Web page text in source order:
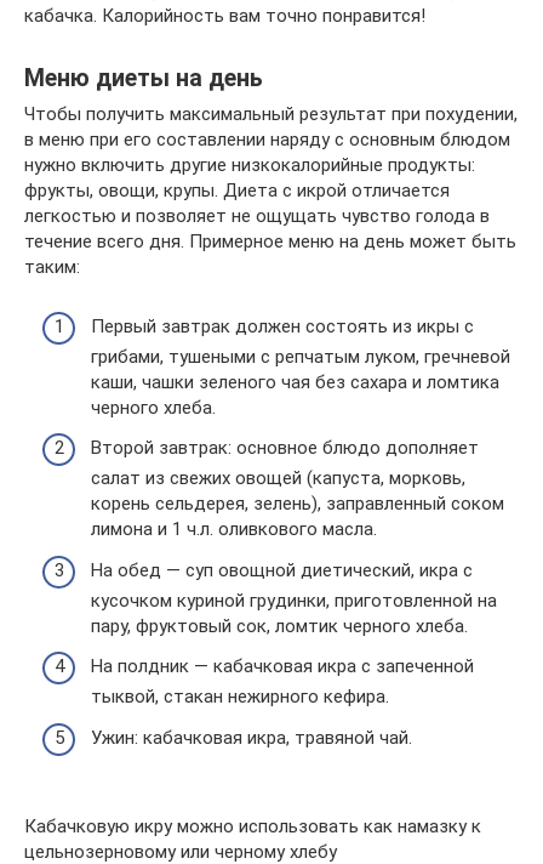
кабачка. Калорийность вам точно понравится!
Меню диеты на день
Чтобы получить максимальный результат при похудении,
в меню при его составлении наряду с основным блюдом
нужно включить другие низкокалорийные продукты:
фрукты, овощи, крупы. Диета с икрой отличается
легкостью и позволяет не ощущать чувство голода в
течение всего дня. Примерное меню на день может быть
таким:
Первый завтрак должен состоять из икры с
грибами, тушеными с репчатым луком, гречневой
каши, чашки зеленого чая без сахара и ломтика
черного хлеба.
Второй завтрак: основное блюдо дополняет
салат из свежих овощей (капуста, морковь,
корень сельдерея, зелень), заправленный соком
лимона и 1 ч.л. оливкового масла.
На обед — суп овощной диетический, икра с
кусочком куриной грудинки, приготовленной на
пару, фруктовый сок, ломтик черного хлеба.
На полдник — кабачковая икра с запеченной
тыквой, стакан нежирного кефира.
Ужин: кабачковая икра, травяной чай.
Кабачковую икру можно использовать как намазку к
цельнозерновому или черному хлебу